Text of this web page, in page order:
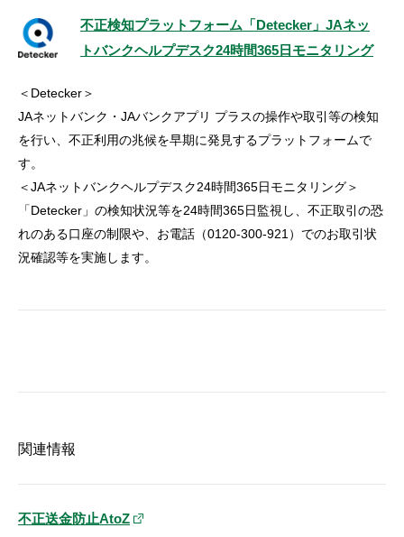
不正検知プラットフォーム「Detecker」JAネッ
トバンクヘルプデスク24時間365日モニタリング
＜Detecker＞
JAネットバンク・JAバンクアプリ プラスの操作や取引等の検知
を行い、不正利用の兆候を早期に発見するプラットフォームで
す。
＜JAネットバンクヘルプデスク24時間365日モニタリング＞
「Detecker」の検知状況等を24時間365日監視し、不正取引の恐
れのある口座の制限や、お電話（0120-300-921）でのお取引状
況確認等を実施します。
関連情報
不正送金防止AtoZ